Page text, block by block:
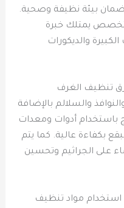
بيئة نظيفة وصحية.
يمتلك خبرة
والديكورات
تنظيف الغرف
والسلالم بالإضافة
باستخدام أدوات ومعدات
بكفاءة عالية. كما يتم
على الجراثيم وتحسين
مواد تنظيف